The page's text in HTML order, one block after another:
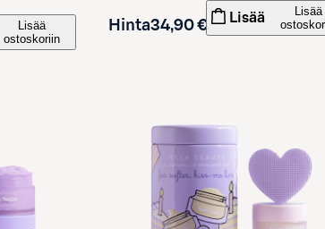
Lisää
ostoskoriin
Hinta34,90 € Lisää
Lisää